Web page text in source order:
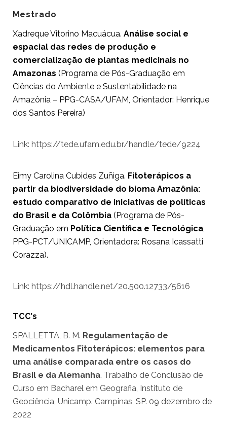
a
s
A
p
p
c
b
o
o
k
t
e
r
Mestrado
Xadreque Vitorino Macuácua. Análise social e
espacial das redes de produção e
comercialização de plantas medicinais no
Amazonas (Programa de Pós-Graduação em
Ciências do Ambiente e Sustentabilidade na
Amazônia – PPG-CASA/UFAM, Orientador: Henrique
dos Santos Pereira)
Link: https://tede.ufam.edu.br/handle/tede/9224
Eimy Carolina Cubides Zuñiga. Fitoterápicos a
partir da biodiversidade do bioma Amazônia:
estudo comparativo de iniciativas de políticas
do Brasil e da Colômbia (Programa de Pós-
Graduação em Política Científica e Tecnológica,
PPG-PCT/UNICAMP, Orientadora: Rosana Icassatti
Corazza).
Link: https://hdl.handle.net/20.500.12733/5616
TCC’s
SPALLETTA, B. M. Regulamentação de
Medicamentos Fitoterápicos: elementos para
uma análise comparada entre os casos do
Brasil e da Alemanha. Trabalho de Conclusão de
Curso em Bacharel em Geografia, Instituto de
Geociência, Unicamp. Campinas, SP. 09 dezembro de
2022